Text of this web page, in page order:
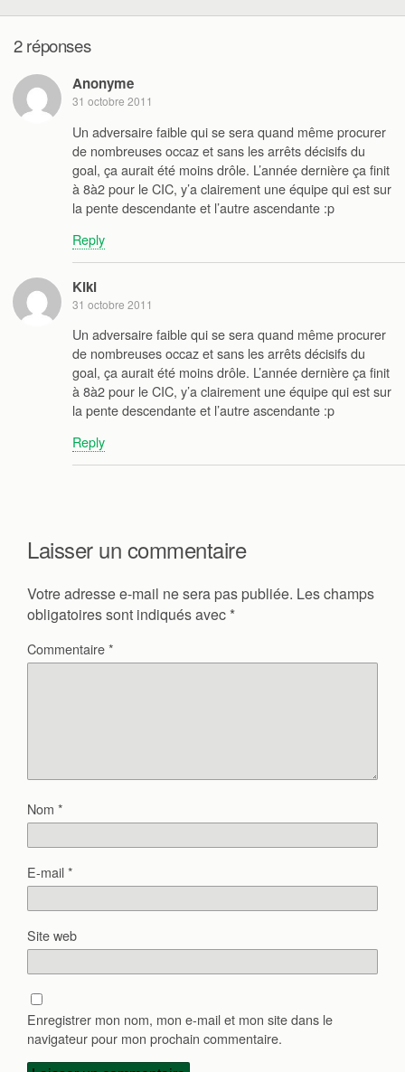
2 réponses
Anonyme
31 octobre 2011
Un adversaire faible qui se sera quand même procurer
de nombreuses occaz et sans les arrêts décisifs du
goal, ça aurait été moins drôle. L’année dernière ça finit
à 8à2 pour le CIC, y’a clairement une équipe qui est sur
la pente descendante et l’autre ascendante :p
Reply
Kiki
31 octobre 2011
Un adversaire faible qui se sera quand même procurer
de nombreuses occaz et sans les arrêts décisifs du
goal, ça aurait été moins drôle. L’année dernière ça finit
à 8à2 pour le CIC, y’a clairement une équipe qui est sur
la pente descendante et l’autre ascendante :p
Reply
Laisser un commentaire
Votre adresse e-mail ne sera pas publiée. Les champs
obligatoires sont indiqués avec *
Commentaire*
Nom *
E-mail*
Site web
Enregistrer mon nom, mon e-mail et mon site dans le
navigateur pour mon prochain commentaire.